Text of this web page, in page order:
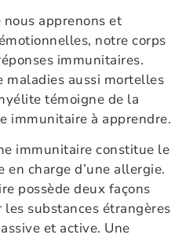
apprenons et
notre corps
immunitaires.
maladies aussi mortelles
témoigne de la
immunitaire à apprendre.
immunitaire constitue le
charge d’une allergie.
possède deux façons
substances étrangères
et active. Une